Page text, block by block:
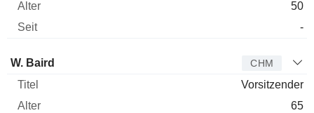
50
-
Verwaltungsratsmitglied
W. Baird CHM
Vorsitzender
65